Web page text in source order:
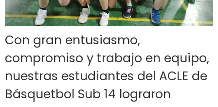
Con gran entusiasmo,
compromiso y trabajo en equipo,
nuestras estudiantes del ACLE de
Básquetbol Sub 14 lograron